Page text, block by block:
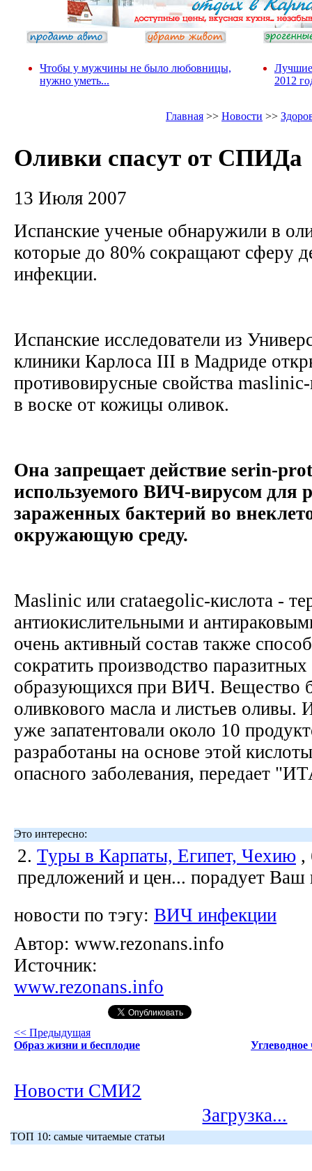
Чтобы у мужчины не было любовницы,
нужно уметь...
Лучшие
2012
Главная >> Новости >>
Оливки спасут от СПИДа
13 Июля 2007
Испанские ученые обнаружили в
которые до 80% сокращают сферу
инфекции.
Испанские исследователи из
клиники Карлоса III в Мадриде
противовирусные свойства
в воске от кожицы оливок.
Она запрещает действие serin-
используемого ВИЧ-вирусом для
зараженных бактерий во
окружающую среду.
Maslinic или crataegolic-кислота -
антиокислительными и
очень активный состав также
сократить производство
образующихся при ВИЧ. Вещество
оливкового масла и листьев оливы.
уже запатентовали около 10
разработаны на основе этой
опасного заболевания, передает
Это интересно:
2. Туры в Карпаты, Египет, Чехию ,
предложений и цен... порадует Ваш
новости по тэгу: ВИЧ инфекции
Автор: www.rezonans.info
Источник:
www.rezonans.info
<< Предыдущая
Образ жизни и бесплодие
Новости СМИ2
Загрузка...
ТОП 10: самые читаемые статьи